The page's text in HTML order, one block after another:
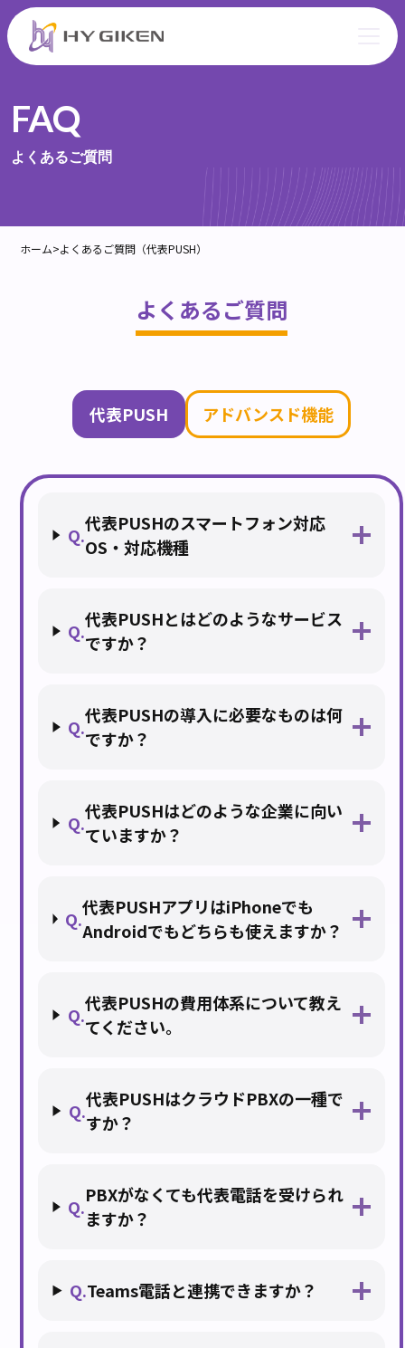
FAQ
よくあるご質問
ホーム>よくあるご質問（代表PUSH）
よくあるご質問
代表PUSH アドバンスド機能
Q.
代表PUSHのスマートフォン対応
OS・対応機種
Q.
代表PUSHとはどのようなサービス
ですか？
Q.
代表PUSHの導入に必要なものは何
ですか？
Q.
代表PUSHはどのような企業に向い
ていますか？
Q.
代表PUSHアプリはiPhoneでも
Androidでもどちらも使えますか？
Q.
代表PUSHの費用体系について教え
てください。
Q.
代表PUSHはクラウドPBXの一種で
すか？
Q.
PBXがなくても代表電話を受けられ
ますか？
Q.Teams電話と連携できますか？